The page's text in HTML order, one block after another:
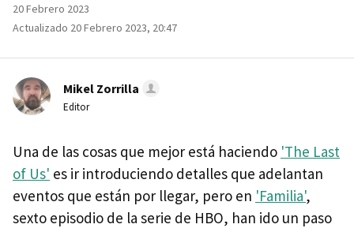
20 Febrero 2023
Actualizado 20 Febrero 2023, 20:47
Mikel Zorrilla
Editor
Una de las cosas que mejor está haciendo 'The Last
of Us' es ir introduciendo detalles que adelantan
eventos que están por llegar, pero en 'Familia',
sexto episodio de la serie de HBO, han ido un paso